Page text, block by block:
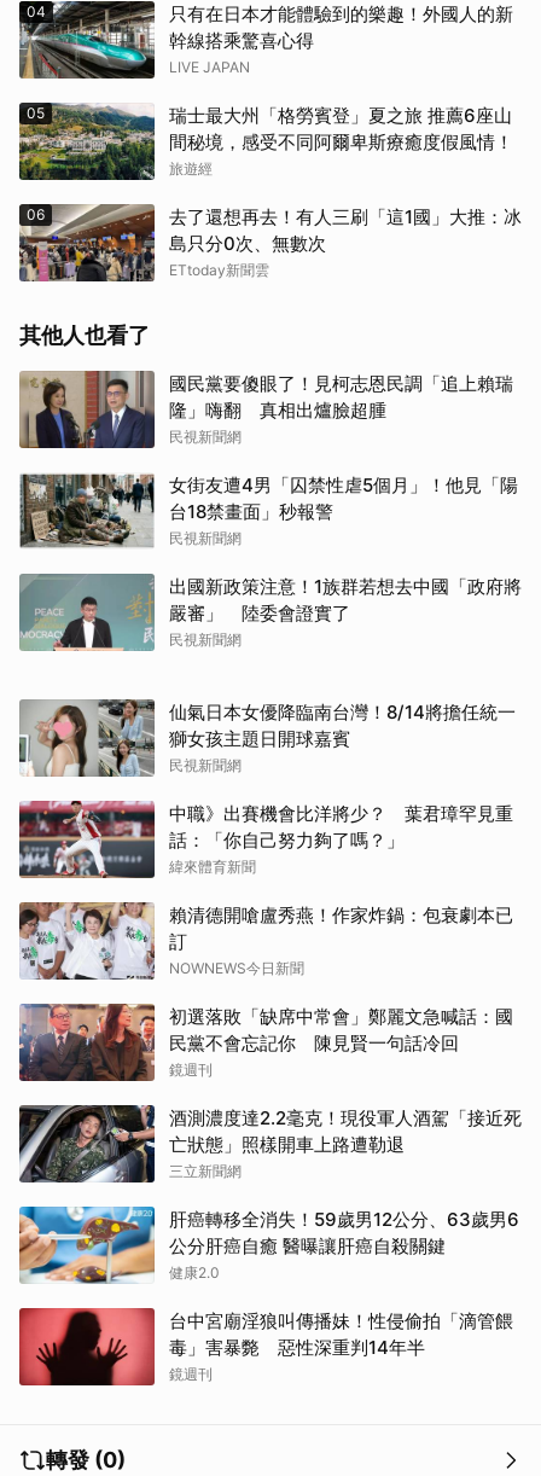
04
只有在日本才能體驗到的樂趣！外國人的新
幹線搭乘驚喜心得
LIVE JAPAN
05
瑞士最大州「格勞賓登」夏之旅 推薦6座山
間秘境，感受不同阿爾卑斯療癒度假風情！
旅遊經
06
去了還想再去！有人三刷「這1國」大推：冰
島只分0次、無數次
ETtoday新聞雲
其他人也看了
國民黨要傻眼了！見柯志恩民調「追上賴瑞
隆」嗨翻 真相出爐臉超腫
民視新聞網
女街友遭4男「囚禁性虐5個月」！他見「陽
台18禁畫面」秒報警
民視新聞網
出國新政策注意！1族群若想去中國「政府將
嚴審」 陸委會證實了
民視新聞網
仙氣日本女優降臨南台灣！8/14將擔任統一
獅女孩主題日開球嘉賓
民視新聞網
中職》出賽機會比洋將少？ 葉君璋罕見重
話：「你自己努力夠了嗎？」
緯來體育新聞
賴清德開嗆盧秀燕！作家炸鍋：包衰劇本已
訂
NOWNEWS今日新聞
初選落敗「缺席中常會」鄭麗文急喊話：國
民黨不會忘記你 陳見賢一句話冷回
鏡週刊
酒測濃度達2.2毫克！現役軍人酒駕「接近死
亡狀態」照樣開車上路遭勒退
三立新聞網
肝癌轉移全消失！59歲男12公分、63歲男6
公分肝癌自癒 醫曝讓肝癌自殺關鍵
健康2.0
台中宮廟淫狼叫傳播妹！性侵偷拍「滴管餵
毒」害暴斃 惡性深重判14年半
鏡週刊
轉發 (0)